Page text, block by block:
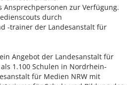
Ansprechpersonen zur Verfügung.
durch
-trainer der Landesanstalt für
Angebot der Landesanstalt für
1.100 Schulen in Nordrhein-
für Medien NRW mit